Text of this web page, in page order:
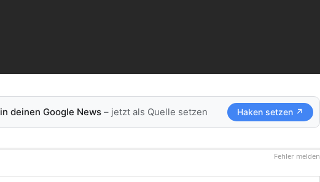
deinen Google News– jetzt als Quelle setzen Haken setzen ↗
Fehler melden